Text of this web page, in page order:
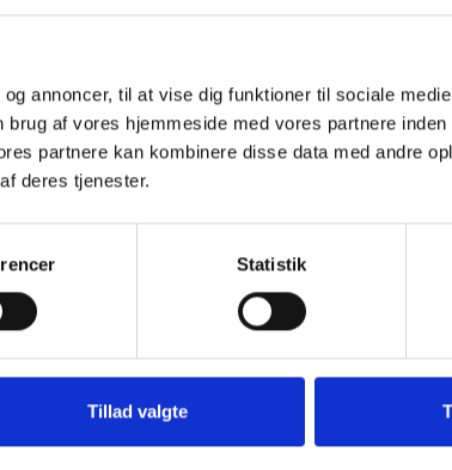
annoncer, til at vise dig funktioner til sociale
af vores hjemmeside med vores partnere inden
partnere kan kombinere disse data med andre
deres tjenester.
Statistik
Tillad valgte
et mindeord,